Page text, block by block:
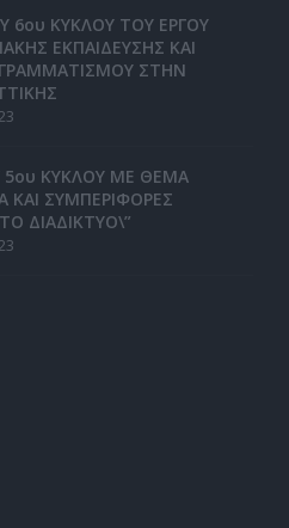
6ου ΚΥΚΛΟΥ ΤΟΥ ΕΡΓΟΥ
ΕΚΠΑΙΔΕΥΣΗΣ ΚΑΙ
ΣΤΗΝ
5ου ΚΥΚΛΟΥ ΜΕ ΘΕΜΑ
ΚΑΙ ΣΥΜΠΕΡΙΦΟΡΕΣ
ΔΙΑΔΙΚΤΥΟ\”